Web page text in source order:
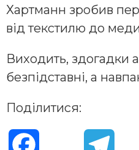
Хартманн зробив
від текстилю до
Виходить, здогадки
безпідставні, а
Поділитися: